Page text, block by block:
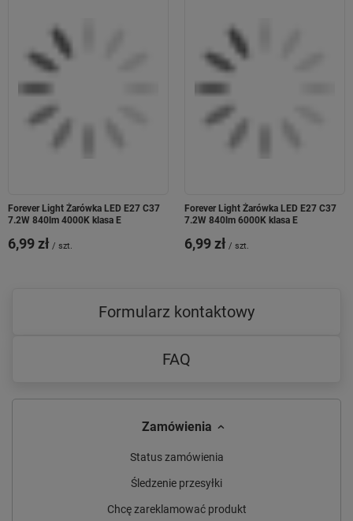
Forever Light Żarówka LED E27 C37
7.2W 840lm 4000K klasa E
6,99 zł / szt.
Forever Light Żarówka LED E27 C37
7.2W 840lm 6000K klasa E
6,99 zł / szt.
Formularz kontaktowy
FAQ
Zamówienia
Status zamówienia
Śledzenie przesyłki
Chcę zareklamować produkt